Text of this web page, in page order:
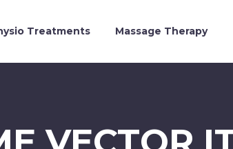
Treatments Massage Therapy